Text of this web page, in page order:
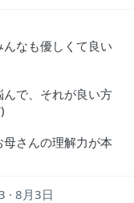
なも優しくて良い
で、それが良い方
さんの理解力が本
8月3日